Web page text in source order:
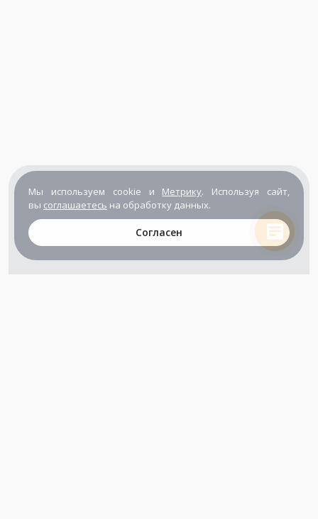
Мы используем cookie и Метрику. Используя сайт,
вы соглашаетесь на обработку данных.
Согласен